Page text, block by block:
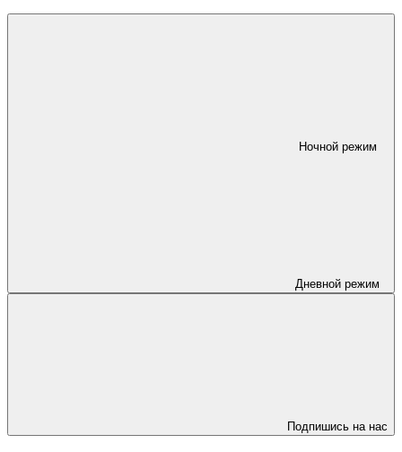
Ночной режим
Дневной режим
Подпишись на нас